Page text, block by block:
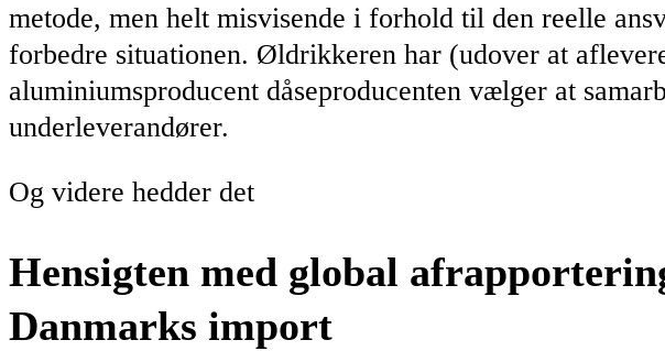
metode, men helt misvisende i forhold til den reelle
forbedre situationen. Øldrikkeren har (udover at
aluminiumsproducent dåseproducenten vælger at
underleverandører.
Og videre hedder det
Hensigten med global
Danmarks import